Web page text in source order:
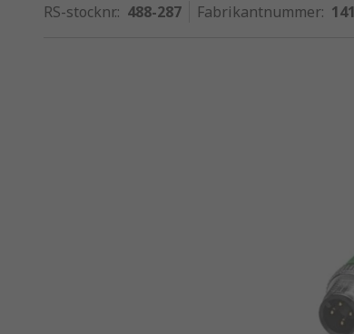
RS-stocknr.: 488-287 Fabrikantnummer: